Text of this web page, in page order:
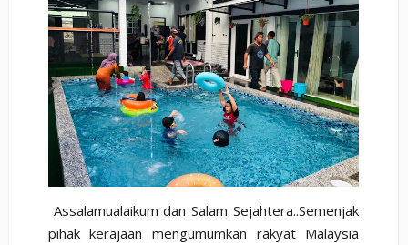
Assalamualaikum dan Salam Sejahtera..Semenjak
pihak kerajaan mengumumkan rakyat Malaysia